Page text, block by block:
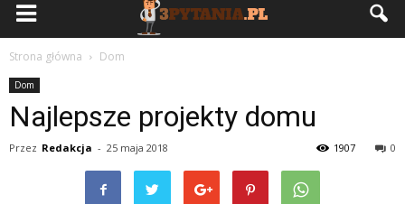
Strona główna Dom
Dom
Najlepsze projekty domu
Przez Redakcja - 25 maja 2018 0
1907